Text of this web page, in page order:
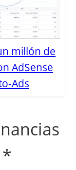
millón de
AdSense
Ads
*